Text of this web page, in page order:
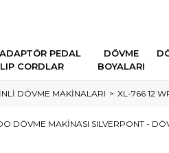
PEDAL
CORDLAR
DÖVME
BOYALARI
DÖVME MAKİNALARI XL-766 12